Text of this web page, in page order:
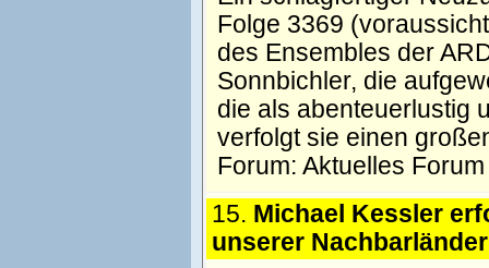
Folge 3369
des Ensembles der
Sonnbichler, die
die als abenteuerlustig
verfolgt sie einen
Forum: Aktuelles Forum
15. Michael Kessler
unserer Nachbarländer